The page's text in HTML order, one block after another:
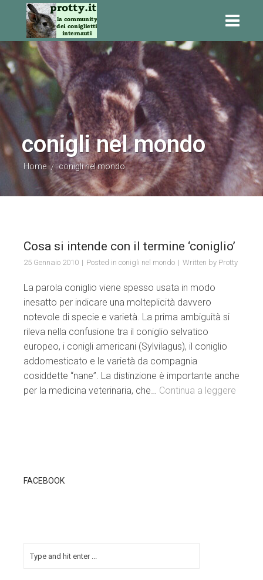
conigli nel mondo
Home / conigli nel mondo
Cosa si intende con il termine ‘coniglio’
25 Gennaio 2010 Posted in conigli nel mondo Written by Protty
La parola coniglio viene spesso usata in modo
inesatto per indicare una molteplicità davvero
notevole di specie e varietà. La prima ambiguità si
rileva nella confusione tra il coniglio selvatico
europeo, i conigli americani (Sylvilagus), il coniglio
addomesticato e le varietà da compagnia
cosiddette “nane”. La distinzione è importante anche
per la medicina veterinaria, che… Continua a leggere
FACEBOOK